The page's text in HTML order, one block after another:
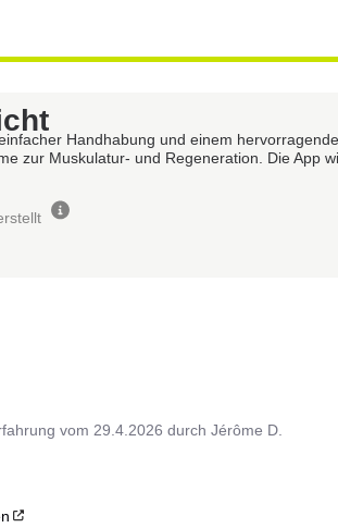
Handhabung und einem
zur Muskulatur- und Regeneration. Die App
vom 29.4.2026 durchJérôme D.